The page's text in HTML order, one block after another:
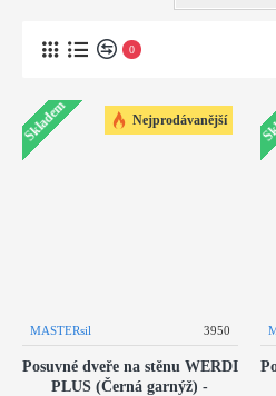
0
Nejprodávanější
Skladem
MASTERsil 3950
Posuvné dveře na stěnu WERDI
PLUS (Černá garnýž) -